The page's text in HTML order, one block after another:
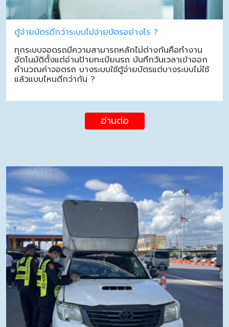
ตู้จ่ายบัตรดีกว่าระบบไม่จ่ายบัตรอย่างไร ?
ทุกระบบจอดรถมีความสามารถหลักไม่ต่างกันคือทำงาน
อัตโนมัติตั้งแต่อ่านป้ายทะเบียนรถ บันทึกวันเวลาเข้าออก
คำนวณค่าจอดรถ บางระบบใช้ตู้จ่ายบัตรแต่บางระบบไม่ใช้
แล้วแบบไหนดีกว่ากัน ?
อ่านต่อ